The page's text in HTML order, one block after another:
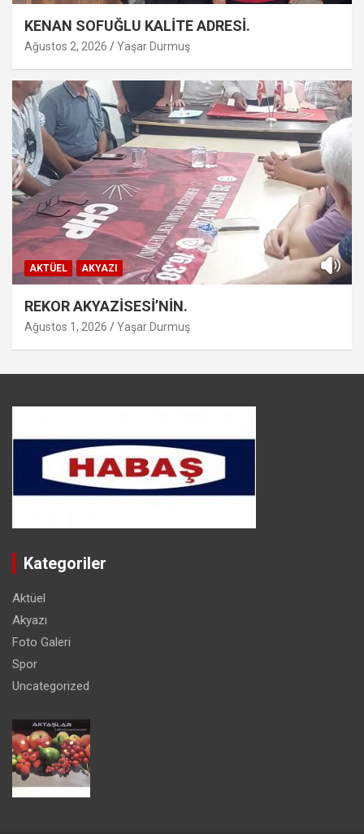
KENAN SOFUĞLU KALİTE ADRESİ.
Ağustos 2, 2026 Yaşar Durmuş
AKTÜEL AKYAZI
REKOR AKYAZİSESİ’NİN.
Ağustos 1, 2026 Yaşar Durmuş
Kategoriler
Aktüel
Akyazı
Foto Galeri
Spor
Uncategorized